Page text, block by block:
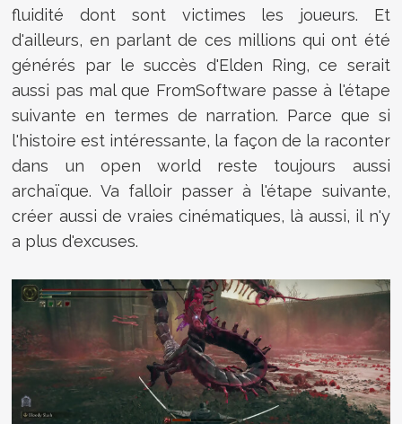
fluidité dont sont victimes les joueurs. Et
d'ailleurs, en parlant de ces millions qui ont été
générés par le succès d'Elden Ring, ce serait
aussi pas mal que FromSoftware passe à l'étape
suivante en termes de narration. Parce que si
l'histoire est intéressante, la façon de la raconter
dans un open world reste toujours aussi
archaïque. Va falloir passer à l'étape suivante,
créer aussi de vraies cinématiques, là aussi, il n'y
a plus d'excuses.